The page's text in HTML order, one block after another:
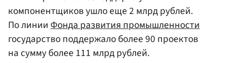
компонентщиков ушло еще 2 млрд рублей.
По линииФонда развития промышленности
государство поддержало более 90 проектов
на сумму более 111 млрд рублей.